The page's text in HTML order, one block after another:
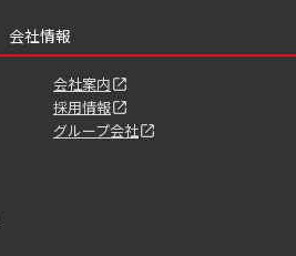
会社情報
会社案内
採用情報
グループ会社